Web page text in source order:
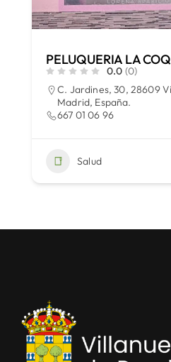
PELUQUERIA LA
0.0 (0)
C. Jardines, 30, 28609
Madrid, España.
667 01 06 96
Salud